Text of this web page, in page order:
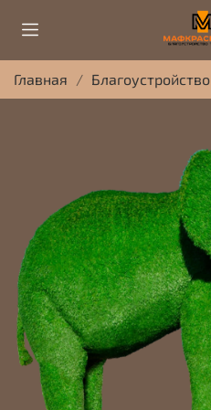
Главная Благоустройство